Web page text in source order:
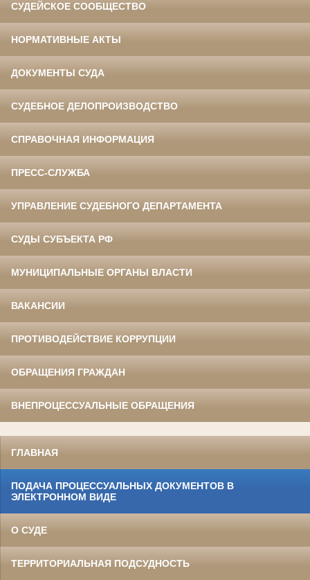
СУДЕЙСКОЕ СООБЩЕСТВО
НОРМАТИВНЫЕ АКТЫ
ДОКУМЕНТЫ СУДА
СУДЕБНОЕ ДЕЛОПРОИЗВОДСТВО
СПРАВОЧНАЯ ИНФОРМАЦИЯ
ПРЕСС-СЛУЖБА
УПРАВЛЕНИЕ СУДЕБНОГО ДЕПАРТАМЕНТА
СУДЫ СУБЪЕКТА РФ
МУНИЦИПАЛЬНЫЕ ОРГАНЫ ВЛАСТИ
ВАКАНСИИ
ПРОТИВОДЕЙСТВИЕ КОРРУПЦИИ
ОБРАЩЕНИЯ ГРАЖДАН
ВНЕПРОЦЕССУАЛЬНЫЕ ОБРАЩЕНИЯ
ГЛАВНАЯ
ПОДАЧА ПРОЦЕССУАЛЬНЫХ ДОКУМЕНТОВ В
ЭЛЕКТРОННОМ ВИДЕ
О СУДЕ
ТЕРРИТОРИАЛЬНАЯ ПОДСУДНОСТЬ